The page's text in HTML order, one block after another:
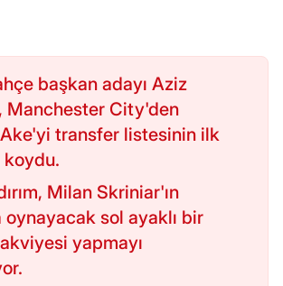
başkan adayı Aziz
Manchester City'den
transfer listesinin ilk
koydu.
Milan Skriniar'ın
oynayacak sol ayaklı bir
yapmayı